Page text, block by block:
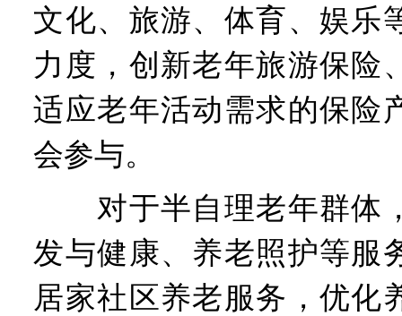
文化、旅游、体育、娱乐
力度，创新老年旅游保险
适应老年活动需求的保险
会参与。
对于半自理老年群体
发与健康、养老照护等服
居家社区养老服务，优化